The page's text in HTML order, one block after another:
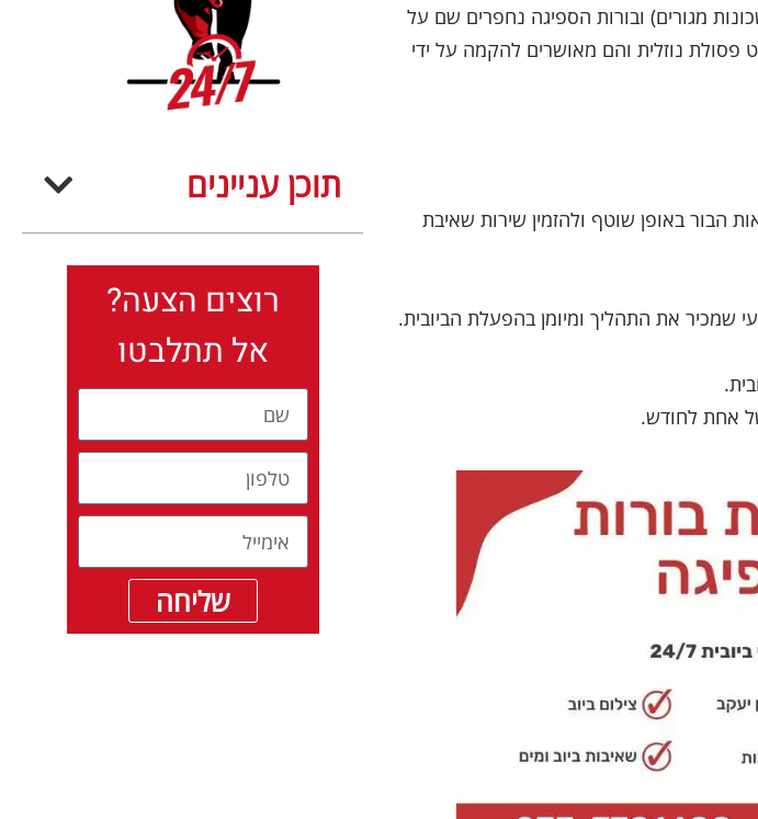
מגורים) ובורות הספיגה נחפרים שם על
נוזלית והם מאושרים להקמה על ידי
הבור באופן שוטף ולהזמין שירות שאיבת
שמכיר את התהליך ומיומן בהפעלת הביובית.
אחת לחודש.
תוכן עניינים
רוצים הצעה?
אל תתלבטו
שליחה